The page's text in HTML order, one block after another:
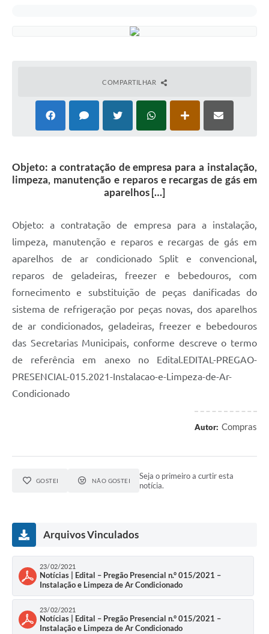
COMPARTILHAR
Objeto: a contratação de empresa para a instalação,
limpeza, manutenção e reparos e recargas de gás em
aparelhos […]
Objeto: a contratação de empresa para a instalação,
limpeza, manutenção e reparos e recargas de gás em
aparelhos de ar condicionado Split e convencional,
reparos de geladeiras, freezer e bebedouros, com
fornecimento e substituição de peças danificadas do
sistema de refrigeração por peças novas, dos aparelhos
de ar condicionados, geladeiras, freezer e bebedouros
das Secretarias Municipais, conforme descreve o termo
de referência em anexo no Edital.EDITAL-PREGAO-
PRESENCIAL-015.2021-Instalacao-e-Limpeza-de-Ar-
Condicionado
Autor: Compras
GOSTEI NÃO GOSTEI
Seja o primeiro a curtir esta
notícia.
Arquivos Vinculados
23/02/2021
Notícias | Edital – Pregão Presencial n.° 015/2021 –
Instalação e Limpeza de Ar Condicionado
23/02/2021
Notícias | Edital – Pregão Presencial n.° 015/2021 –
Instalação e Limpeza de Ar Condicionado